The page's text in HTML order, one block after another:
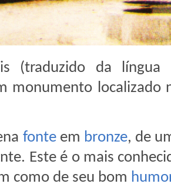
(traduzido da língua
monumento localizado
fonteem bronze, de
Este é o mais
como de seu bom